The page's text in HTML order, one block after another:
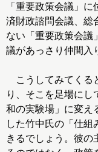
「重要政策会議」
済財政諮問会議、総
ない「重要政策会議
議があっさり仲間入
こうしてみてくる
り、そこを足場にし
和の実験場」に変え
した竹中氏の「仕組
きるでしょう。彼の